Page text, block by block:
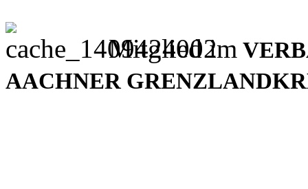
Mitglied im
AACHNER